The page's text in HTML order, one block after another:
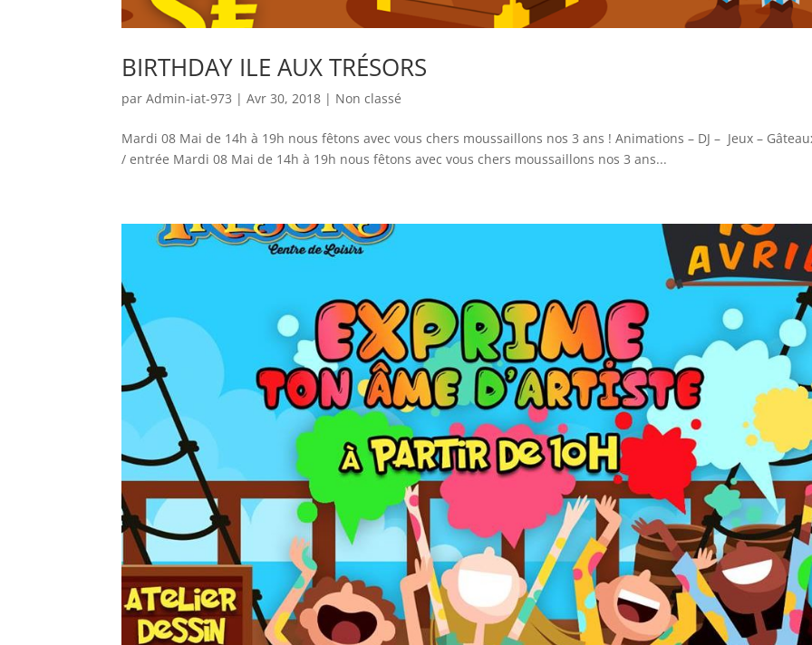
BIRTHDAY ILE AUX TRÉSORS
parAdmin-iat-973 |Avr 30, 2018 | Non classé
Mardi 08 Mai de 14h à 19h nous fêtons avec vous chers moussaillons nos 3 ans ! Animations – DJ – Jeux –
/ entrée Mardi 08 Mai de 14h à 19h nous fêtons avec vous chers moussaillons nos 3 ans...